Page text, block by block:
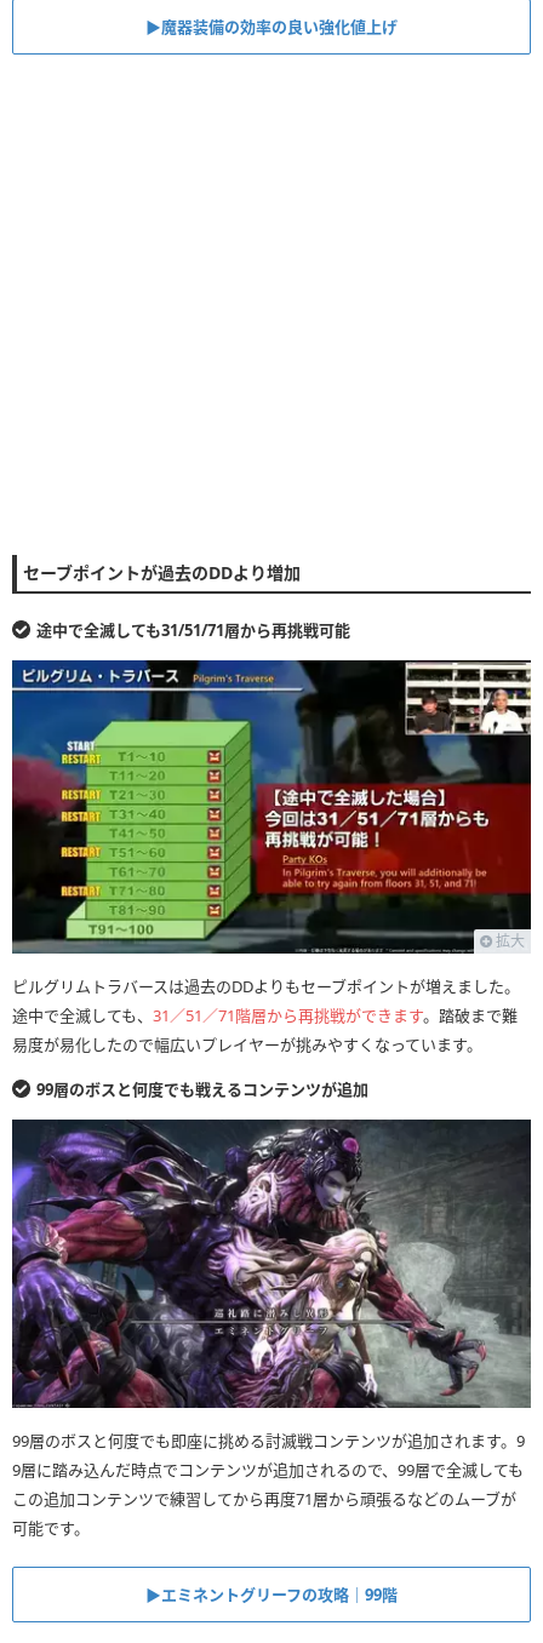
▶︎魔器装備の効率の良い強化値上げ
セーブポイントが過去のDDより増加
途中で全滅しても31/51/71層から再挑戦可能
拡大
ピルグリムトラバースは過去のDDよりもセーブポイントが増えました。
途中で全滅しても、 31／51／71階層から再挑戦ができます。踏破まで難
易度が易化したので幅広いプレイヤーが挑みやすくなっています。
99層のボスと何度でも戦えるコンテンツが追加
99層のボスと何度でも即座に挑める討滅戦コンテンツが追加されます。9
9層に踏み込んだ時点でコンテンツが追加されるので、99層で全滅しても
この追加コンテンツで練習してから再度71層から頑張るなどのムーブが
可能です。
▶︎エミネントグリーフの攻略｜99階